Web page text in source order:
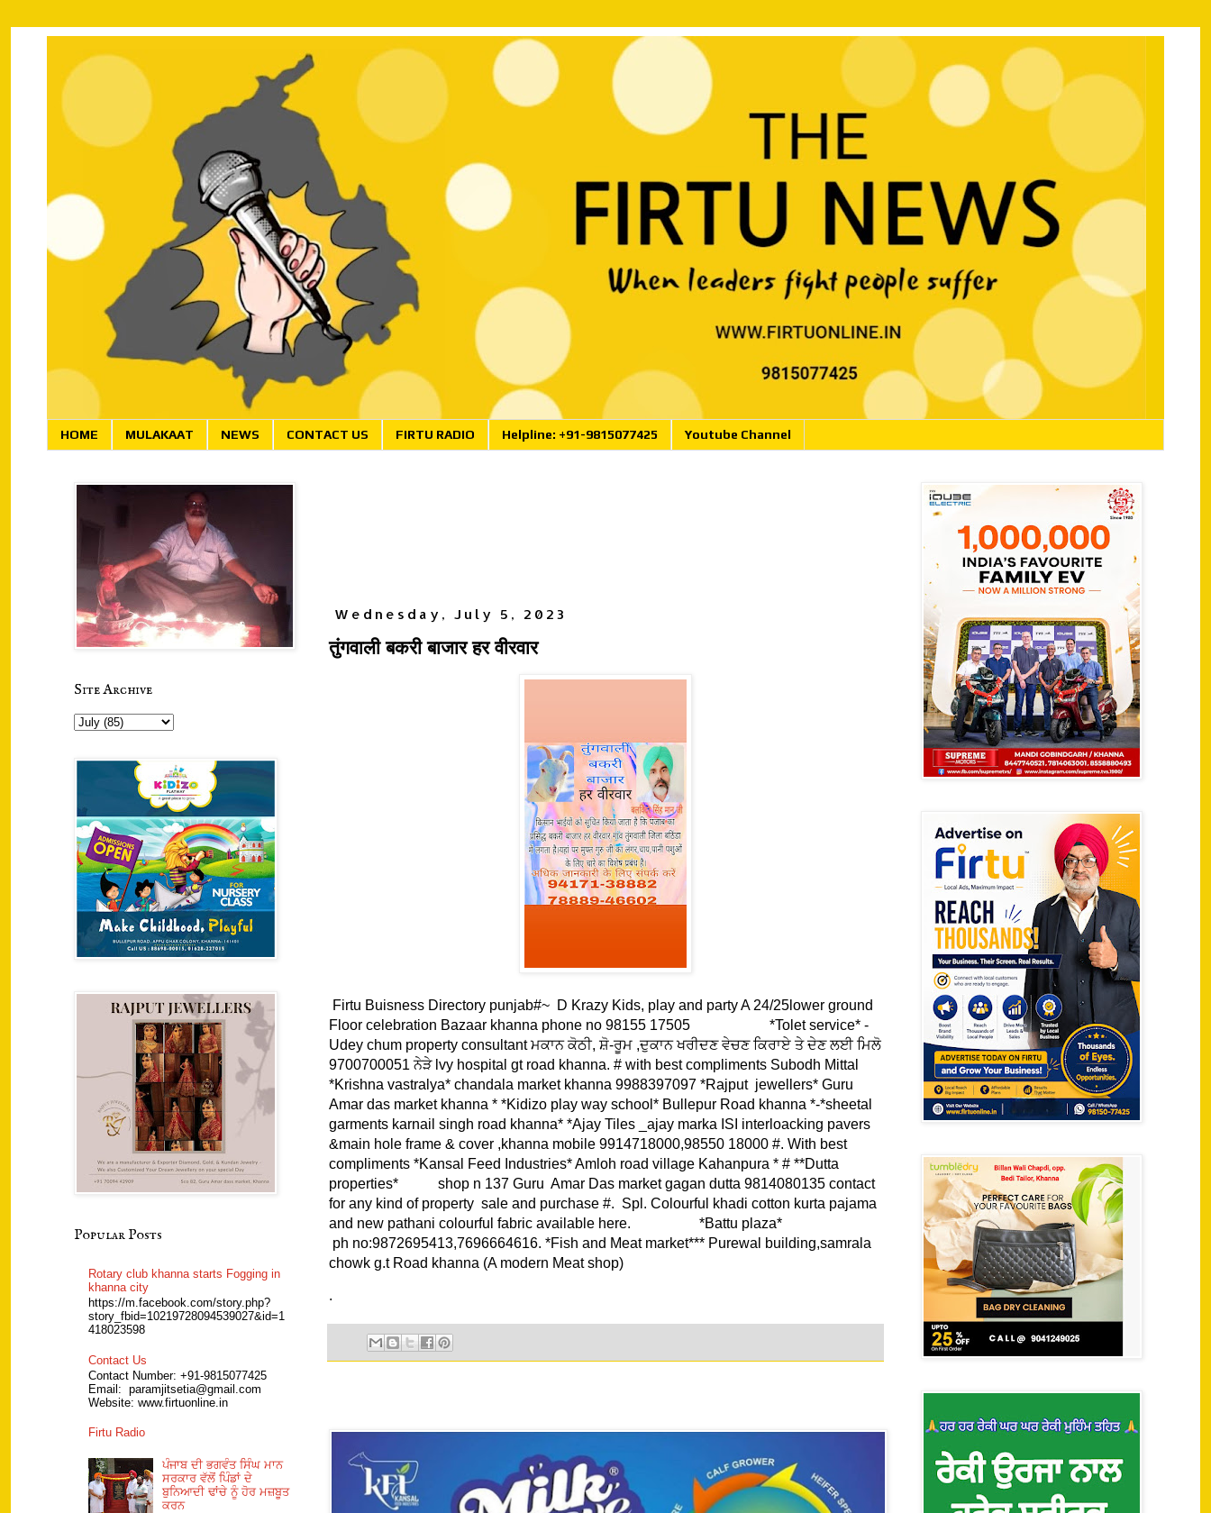
HOME MULAKAAT NEWS CONTACT US FIRTU RADIO Helpline: +91-9815077425 Youtube Channel
Wednesday, July 5, 2023
तुंगवाली बकरी बाजार हर वीरवार
Firtu Buisness Directory punjab#~ D Krazy Kids, play and party A 24/25lower ground
Floor celebration Bazaar khanna phone no 98155 17505 *Tolet service* -
Udey chum property consultant ਮਕਾਨ ਕੋਠੀ, ਸ਼ੋ-ਰੂਮ ,ਦੁਕਾਨ ਖਰੀਦਣ ਵੇਚਣ ਕਿਰਾਏ ਤੇ ਦੇਣ ਲਈ ਮਿਲੋ
9700700051 ਨੇੜੇ lvy hospital gt road khanna. # with best compliments Subodh Mittal
*Krishna vastralya* chandala market khanna 9988397097 *Rajput jewellers* Guru
Amar das market khanna * *Kidizo play way school* Bullepur Road khanna *-*sheetal
garments karnail singh road khanna* *Ajay Tiles _ajay marka ISI interloacking pavers
&main hole frame & cover ,khanna mobile 9914718000,98550 18000 #. With best
compliments *Kansal Feed Industries* Amloh road village Kahanpura * # **Dutta
properties* shop n 137 Guru Amar Das market gagan dutta 9814080135 contact
for any kind of property sale and purchase #. Spl. Colourful khadi cotton kurta pajama
and new pathani colourful fabric available here. *Battu plaza*
ph no:9872695413,7696664616. *Fish and Meat market*** Purewal building,samrala
chowk g.t Road khanna (A modern Meat shop)
.
Site Archive
Popular Posts
Rotary club khanna starts Fogging in
khanna city
https://m.facebook.com/story.php?
story_fbid=10219728094539027&id=1
418023598
Contact Us
Contact Number: +91-9815077425
Email: paramjitsetia@gmail.com
Website: www.firtuonline.in
Firtu Radio
ਪੰਜਾਬ ਦੀ ਭਗਵੰਤ ਸਿੰਘ ਮਾਨ
ਸਰਕਾਰ ਵੱਲੋਂ ਪਿੰਡਾਂ ਦੇ
ਬੁਨਿਆਦੀ ਢਾਂਚੇ ਨੂੰ ਹੋਰ ਮਜ਼ਬੂਤ
ਕਰਨ